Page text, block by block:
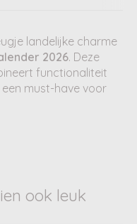
landelijke charme
2026. Deze
functionaliteit
must-have voor
ook leuk